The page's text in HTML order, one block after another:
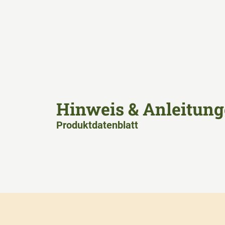
Hinweis &
Produktdatenblatt